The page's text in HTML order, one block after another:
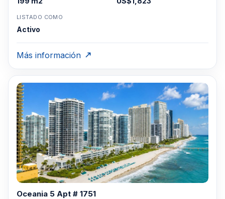
LISTADO COMO
Activo
Más información
Oceania 5 Apt # 1751